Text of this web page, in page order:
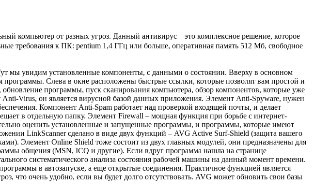
компьютер от разных угроз. Данный антивирус – это комплексное решение, которое
требования к ПК: pentium 1,4 ГГц или больше, оперативная память 512 Мб, свободное
мы увидим установленные компоненты, с данными о состоянии. Вверху в основном
Слева в окне расположены быстрые ссылки, которые позволят вам простой и
программы, пуск сканирования компьютера, обзор компонентов, которые уже
Virus, он является вирусной базой данных приложения. Элемент Anti-Spyware, нужен
Компонент Anti-Spam работает над проверкой входящей почты, и делает
в отдельную папку. Элемент Firewall – мощная функция при борьбе с интернет-
оценить установленные и запущенные программы, и программы, которые имеют
LinkScanner сделано в виде двух функций – AVG Active Surf-Shield (защита вашего
Элемент Online Shield тоже состоит из двух главных модулей, они предназначены для
общения (MSN, ICQ и другие). Если вдруг программа нашла на странице
систематического анализа состояния рабочей машины на данный момент времени.
в автозапуске, а еще открытые соединения. Практичное функцией является
что очень удобно, если вы будет долго отсутствовать. AVG может обновить свои базы